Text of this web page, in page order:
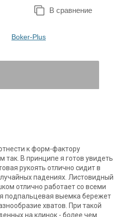
В сравнение
Boker-Plus
к форм-фактору
так. В принципе я готов увидеть
рукоять отлично сидит в
падениях. Листовидный
отлично работает со всеми
подпальцевая выемка бережет
хватов. При такой
на клинок - более чем